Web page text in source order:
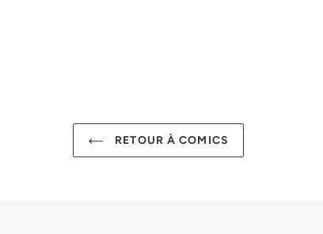
RETOUR À COMICS